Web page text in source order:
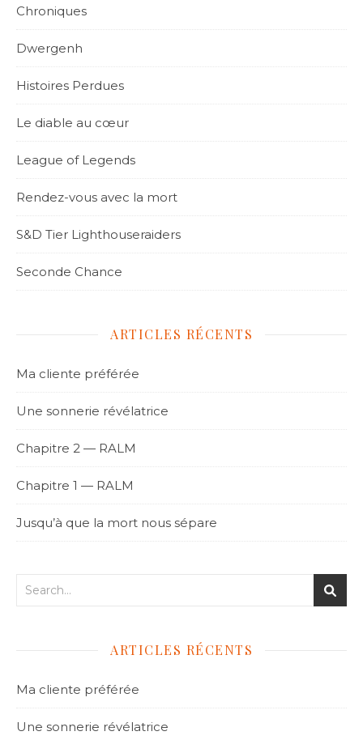
Chroniques
Dwergenh
Histoires Perdues
Le diable au cœur
League of Legends
Rendez-vous avec la mort
S&D Tier Lighthouseraiders
Seconde Chance
ARTICLES RÉCENTS
Ma cliente préférée
Une sonnerie révélatrice
Chapitre 2 — RALM
Chapitre 1 — RALM
Jusqu’à que la mort nous sépare
ARTICLES RÉCENTS
Ma cliente préférée
Une sonnerie révélatrice